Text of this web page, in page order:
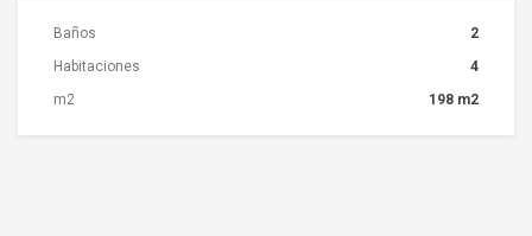
Baños
2
Habitaciones
4
m2
198 m2